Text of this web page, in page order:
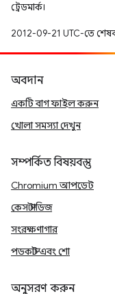
ট্রেডমার্ক।
2012-09-21 UTC-তে
অবদান
একটি বাগ ফাইল করুন
খোলা সমস্যা দেখুন
সম্পর্কিত বিষয়বস্তু
Chromium আপডেট
কেস স্টাডিজ
সংরক্ষণাগার
পডকাস্ট এবং শো
অনুসরণ করুন